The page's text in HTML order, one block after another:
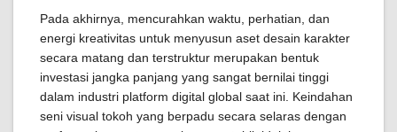
Pada akhirnya, mencurahkan waktu, perhatian, dan
energi kreativitas untuk menyusun aset desain karakter
secara matang dan terstruktur merupakan bentuk
investasi jangka panjang yang sangat bernilai tinggi
dalam industri platform digital global saat ini. Keindahan
seni visual tokoh yang berpadu secara selaras dengan